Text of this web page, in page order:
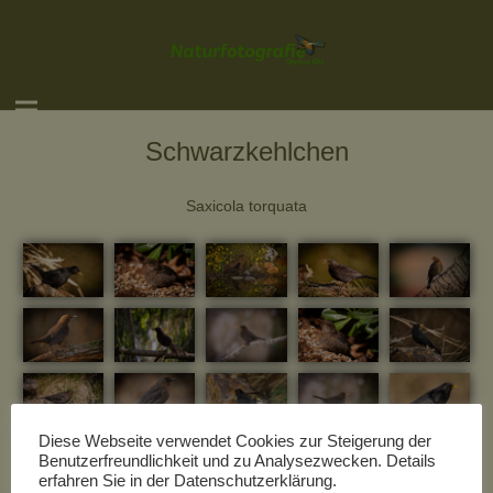
Schwarzkehlchen
Saxicola torquata
Diese Webseite verwendet Cookies zur Steigerung der
Benutzerfreundlichkeit und zu Analysezwecken. Details
erfahren Sie in der Datenschutzerklärung.